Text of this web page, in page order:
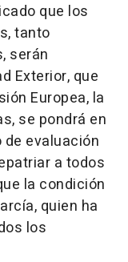
que los
tanto
serán
Exterior, que
Europea, la
se pondrá en
evaluación
a todos
la condición
quien ha
los